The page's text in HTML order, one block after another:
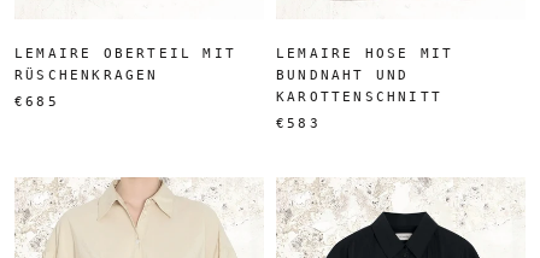
LEMAIRE OBERTEIL MIT
RÜSCHENKRAGEN
€685
LEMAIRE HOSE MIT
BUNDNAHT UND
KAROTTENSCHNITT
€583